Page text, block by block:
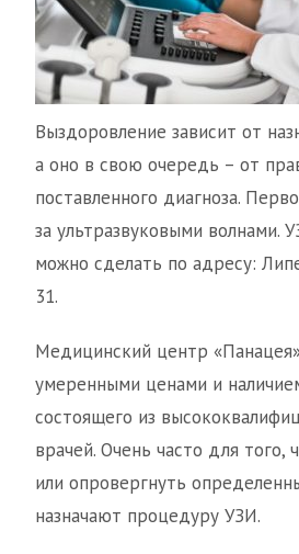
Выздоровление зависит от
а оно в свою очередь – от
поставленного диагноза.
за ультразвуковыми волнами.
можно сделать по адресу:
31.
Медицинский центр
умеренными ценами и
состоящего из
врачей. Очень часто для того,
или опровергнуть
назначают процедуру УЗИ.